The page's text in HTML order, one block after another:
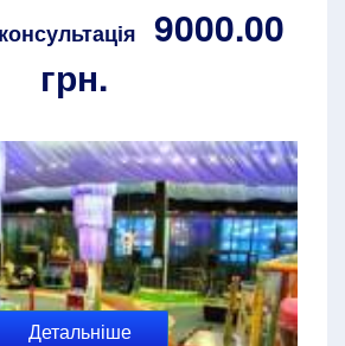
9000.00
грн.
Детальніше